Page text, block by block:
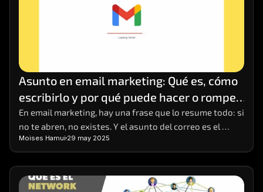
Asunto en email marketing: Qué es, cómo
escribirlo y por qué puede hacer o romper
tu campaña
En email marketing, hay una frase que lo resume todo: si
no te abren, no existes. Y el asunto del correo es el
primer (y a veces único) punto de contacto que tienes
para captar la atención del lector. Puede parecer una
línea de texto más, pero es el anzuelo que decide si el
mensaje será ignorado, eliminado o abierto con interés.
Moises Hamui 29 may 2025